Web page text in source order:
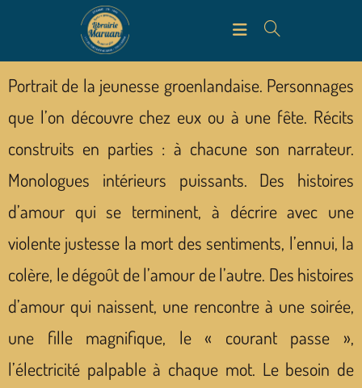
Portrait de la jeunesse groenlandaise. Personnages
que l’on découvre chez eux ou à une fête. Récits
construits en parties : à chacune son narrateur.
Monologues intérieurs puissants. Des histoires
d’amour qui se terminent, à décrire avec une
violente justesse la mort des sentiments, l’ennui, la
colère, le dégoût de l’amour de l’autre. Des histoires
d’amour qui naissent, une rencontre à une soirée,
une fille magnifique, le « courant passe »,
l’électricité palpable à chaque mot. Le besoin de